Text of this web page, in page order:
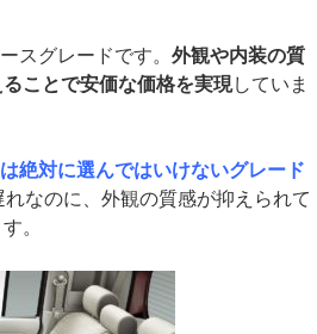
スグレードです。 外観や内装の質
ことで安価な価格を実現していま
絶対に選んではいけないグレード
なのに、外観の質感が抑えられて
。